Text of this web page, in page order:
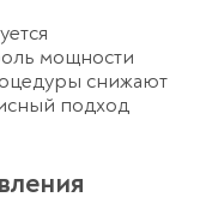
мощности
снижают
подход